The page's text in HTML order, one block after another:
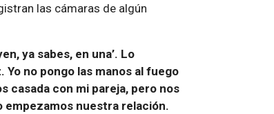
las cámaras de algún
ya sabes, en una’. Lo
no pongo las manos al fuego
casada con mi pareja, pero nos
empezamos nuestra relación.